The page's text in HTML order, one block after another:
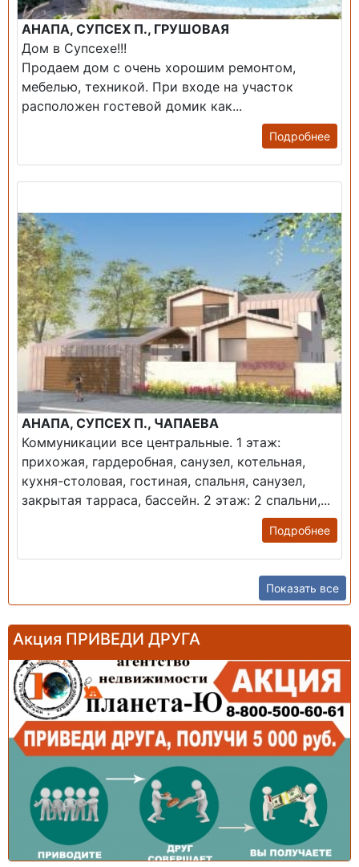
АНАПА, СУПСЕХ П., ГРУШОВАЯ
Дом в Супсехе!!!
Продаем дом с очень хорошим ремонтом,
мебелью, техникой. При входе на участок
расположен гостевой домик как...
Подробнее
АНАПА, СУПСЕХ П., ЧАПАЕВА
Коммуникации все центральные. 1 этаж:
прихожая, гардеробная, санузел, котельная,
кухня-столовая, гостиная, спальня, санузел,
закрытая тарраса, бассейн. 2 этаж: 2 спальни,...
Подробнее
Показать все
Акция ПРИВЕДИ ДРУГА